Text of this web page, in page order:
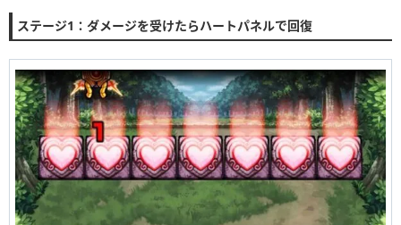
ステージ1：ダメージを受けたらハートパネルで回復